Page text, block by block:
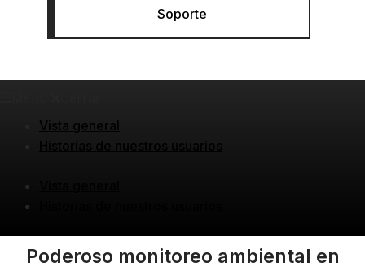
Soporte
Vista general
Poderoso monitoreo ambiental en